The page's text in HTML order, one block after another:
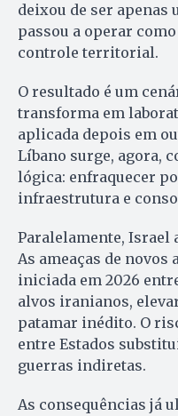
deixou de ser apenas
passou a operar
controle territorial.
O resultado é um
transforma em
aplicada depois em
Líbano surge, agora,
lógica: enfraquecer
infraestrutura e
Paralelamente, Israel
As ameaças de novos
iniciada em 2026
alvos iranianos,
patamar inédito. O
entre Estados
guerras indiretas.
As consequências já